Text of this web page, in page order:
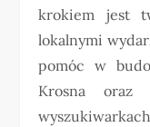
krokiem jest
lokalnymi
pomóc w
Krosna oraz